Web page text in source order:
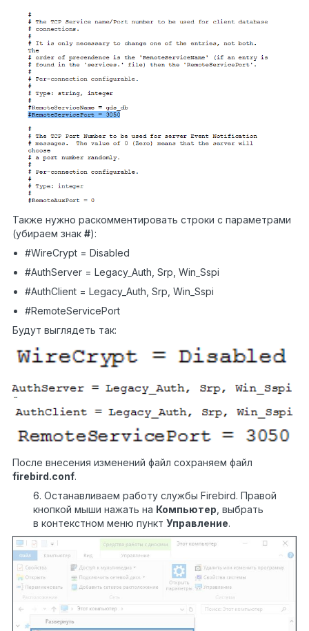
Также нужно раскомментировать строки с параметрами
(убираем знак #):
#WireCrypt = Disabled
#AuthServer = Legacy_Auth, Srp, Win_Sspi
#AuthClient = Legacy_Auth, Srp, Win_Sspi
#RemoteServicePort
Будут выглядеть так:
После внесения изменений файл сохраняем файл
firebird.conf.
6. Останавливаем работу службы Firebird. Правой
кнопкой мыши нажать на Компьютер , выбрать
в контекстном меню пункт Управление.